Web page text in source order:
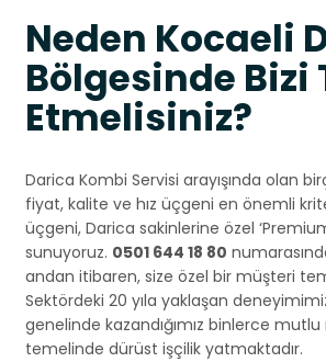
Neden Kocaeli
Bölgesinde Bizi
Etmelisiniz?
Darica Kombi Servisi arayışında olan
fiyat, kalite ve hız üçgeni en önemli
üçgeni, Darica sakinlerine özel
sunuyoruz. 0501 644 18 80
andan itibaren, size özel bir müşteri
Sektördeki 20 yıla yaklaşan
genelinde kazandığımız binlerce mutlu
temelinde dürüst işçilik yatmaktadır.